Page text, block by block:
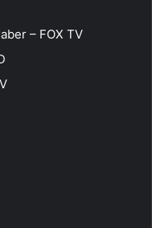
– FOX TV